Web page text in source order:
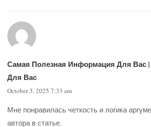
Самая Полезная Информация Для Вас |
Для Вас
October 3, 2025 7:33 am
Мне понравилась четкость и логика
автора в статье.